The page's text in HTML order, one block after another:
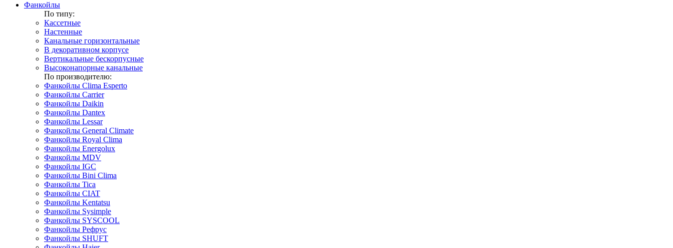
Фанкойлы
По типу:
Кассетные
Настенные
Канальные горизонтальные
В декоративном корпусе
Вертикальные бескорпусные
Высоконапорные канальные
По производителю:
Фанкойлы Clima Esperto
Фанкойлы Carrier
Фанкойлы Daikin
Фанкойлы Dantex
Фанкойлы Lessar
Фанкойлы General Climate
Фанкойлы Royal Clima
Фанкойлы Energolux
Фанкойлы MDV
Фанкойлы IGC
Фанкойлы Bini Clima
Фанкойлы Tica
Фанкойлы CIAT
Фанкойлы Kentatsu
Фанкойлы Sysimple
Фанкойлы SYSCOOL
Фанкойлы Рефрус
Фанкойлы SHUFT